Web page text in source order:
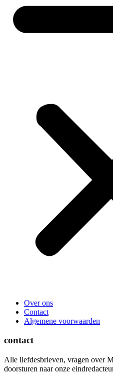
Over ons
Contact
Algemene voorwaarden
contact
Alle liefdesbrieven, vragen over
doorsturen naar onze